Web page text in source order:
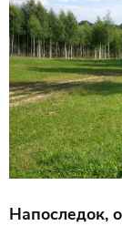
Напоследок,